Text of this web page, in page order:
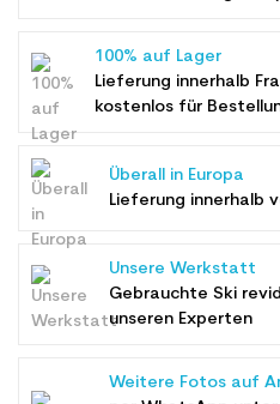
100% auf Lager
Lieferung innerhalb
kostenlos für
Überall in Europa
Lieferung innerhalb
Unsere Werkstatt
Gebrauchte Ski
unseren Experten
Weitere Fotos auf